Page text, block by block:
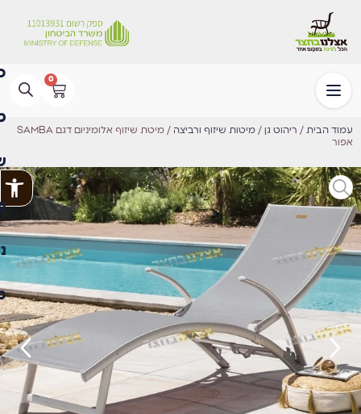
0
עמוד הבית / ריהוט גן / מיטות שיזוף ורביצה
/ מיטת שיזוף אלומיניום דגם SAMBA
אפור